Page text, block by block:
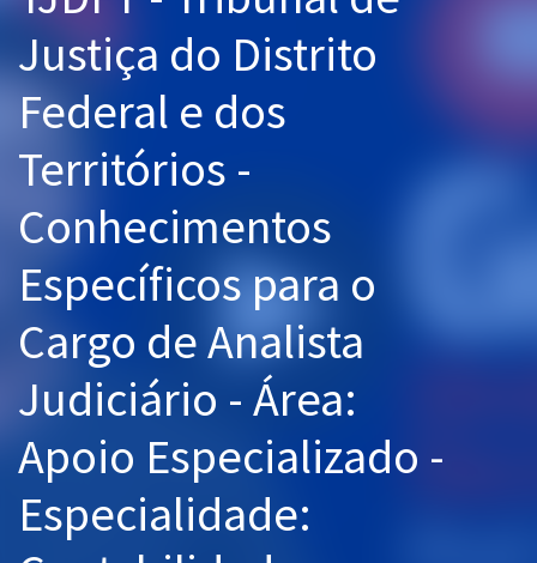
Graduação
Mentorias
Questões grátis
Conteúdo gratuito
Blog
Aprovados
Atendimento
Justiça do Distrito
Federal e dos
Territórios -
Conhecimentos
Específicos para o
Cargo de Analista
Judiciário - Área:
Apoio Especializado -
Especialidade: